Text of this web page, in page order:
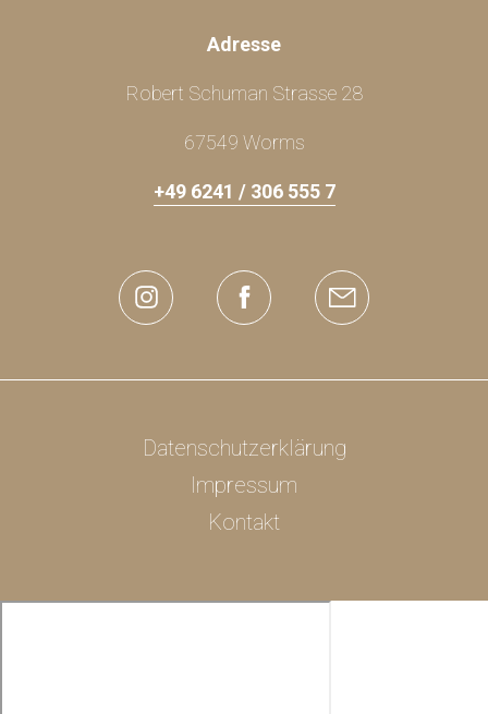
Adresse
Robert Schuman Strasse 28
67549 Worms
+49 6241 / 306 555 7
Datenschutzerklärung
Impressum
Kontakt